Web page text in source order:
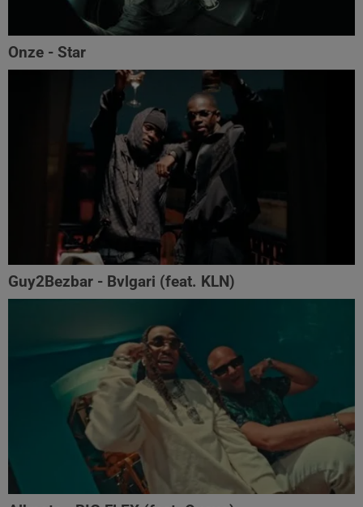
Onze - Star
Guy2Bezbar - Bvlgari (feat. KLN)